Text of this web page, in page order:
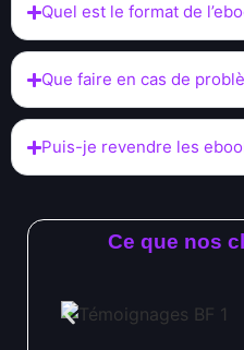
Quel est le format de
Que faire en cas de
Puis-je revendre les
Ce que nos